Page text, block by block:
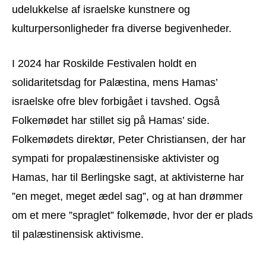
udelukkelse af israelske kunstnere og
kulturpersonligheder fra diverse begivenheder.
I 2024 har Roskilde Festivalen holdt en
solidaritetsdag for Palæstina, mens Hamas’
israelske ofre blev forbigået i tavshed. Også
Folkemødet har stillet sig på Hamas’ side.
Folkemødets direktør, Peter Christiansen, der har
sympati for propalæstinensiske aktivister og
Hamas, har til Berlingske sagt, at aktivisterne har
”en meget, meget ædel sag”, og at han drømmer
om et mere ”spraglet” folkemøde, hvor der er plads
til palæstinensisk aktivisme.